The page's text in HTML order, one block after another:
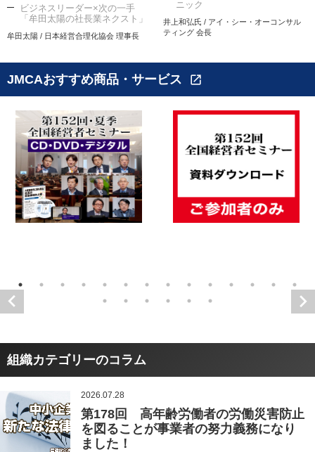
ビジネスリーダー×次の一手
「牟田太陽の社長業ネクスト」
牟田太陽 / 日本経営合理化協会 理事長
ニック
井上和弘氏 / アイ・シー・オーコンサル
ティング 会長
JMCAおすすめ商品・サービス open_in_new
組織カテゴリーのコラム
2026.07.28
第178回 高年齢労働者の労働災害防止
を図ることが事業者の努力義務になり
ました！